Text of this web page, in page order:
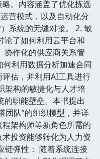
。内容涵盖了优化拣选
营模式，以及自动化分
系统的无缝对接。 2. 敏
论了如何利用云平台和
协作化的供应商关系管
利用数据分析加速合同
估，并利用AI工具进行
架构的敏捷化与人才培
的职能壁垒。本书提出
团队”的组织模型，并详
架构师等新角色所需的
投资能够转化为人力资
链弹性： 随着系统连接